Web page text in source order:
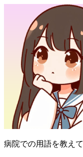
病院での用語を教えて